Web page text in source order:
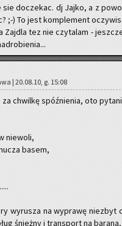
sie do­cze­kac. dj Jajko, a z
;-) To jest kom­ple­ment
Zaj­dla tez nie czy­ta­lam -
| 20.08.10, g. 15:08
chwil­kę spóź­nie­nia, oto
nie­wo­li,
basem,
wy­ru­sza na wy­pra­wę nie­zbyt
śnież­ny i trans­port na